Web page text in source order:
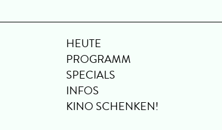
HEUTE
PROGRAMM
SPECIALS
INFOS
KINO SCHENKEN!